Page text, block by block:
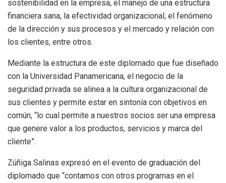
sostenibilidad en la empresa, el manejo de una estructura
financiera sana, la efectividad organizacional, el fenómeno
de la dirección y sus procesos y el mercado y relación con
los clientes, entre otros.
Mediante la estructura de este diplomado que fue diseñado
con la Universidad Panamericana, el negocio de la
seguridad privada se alinea a la cultura organizacional de
sus clientes y permite estar en sintonía con objetivos en
común, “lo cual permite a nuestros socios ser una empresa
que genere valor a los productos, servicios y marca del
cliente”.
Zúñiga Salinas expresó en el evento de graduación del
diplomado que “contamos con otros programas en el